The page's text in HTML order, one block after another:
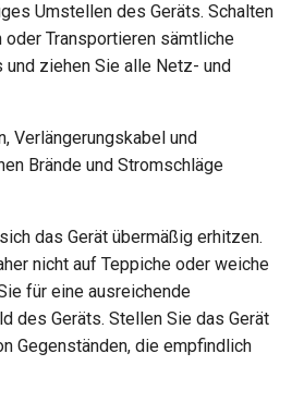
Gerätekapazität meines
Routers?
Abdeckung meines
U-Boot-Version
Umstellen des Geräts. Schalten
Transportieren sämtliche
und ziehen Sie alle Netz- und
Verlängerungskabel und
Brände und Stromschläge
das Gerät übermäßig erhitzen.
nicht auf Teppiche oder weiche
für eine ausreichende
des Geräts. Stellen Sie das Gerät
Gegenständen, die empfindlich